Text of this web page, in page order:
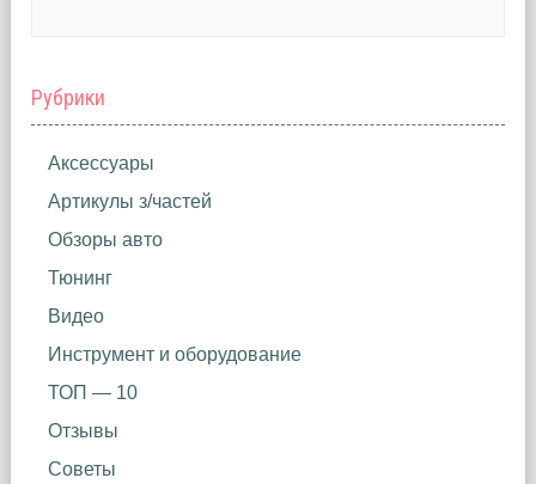
Рубрики
Аксессуары
Артикулы з/частей
Обзоры авто
Тюнинг
Видео
Инструмент и оборудование
ТОП — 10
Отзывы
Советы